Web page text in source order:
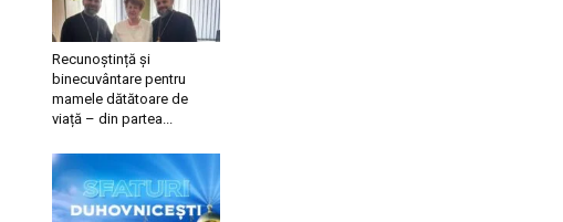
Recunoștință și
binecuvântare pentru
mamele dătătoare de
viață – din partea...